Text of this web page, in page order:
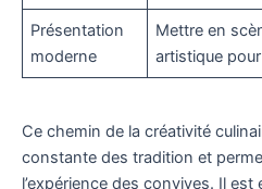
Présentation
moderne
Mettre en
artistique
Ce chemin de la créativité
constante des tradition et
l’expérience des convives. Il